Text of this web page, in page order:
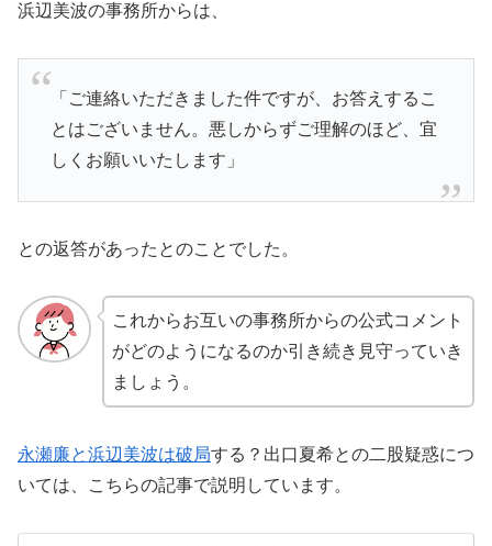
浜辺美波の事務所からは、
「ご連絡いただきました件ですが、お答えするこ
とはございません。悪しからずご理解のほど、宜
しくお願いいたします」
との返答があったとのことでした。
これからお互いの事務所からの公式コメント
がどのようになるのか引き続き見守っていき
ましょう。
永瀬廉と浜辺美波は破局する？出口夏希との二股疑惑につ
いては、こちらの記事で説明しています。